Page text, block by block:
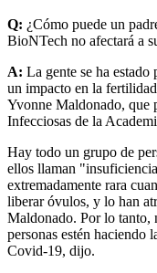
Q: ¿Cómo puede un
BioNTech no afectará a
A: La gente se ha estado
un impacto en la
Yvonne Maldonado, que
Infecciosas de la
Hay todo un grupo de
ellos llaman
extremadamente rara
liberar óvulos, y lo han
Maldonado. Por lo tanto,
personas estén haciendo
Covid-19, dijo.